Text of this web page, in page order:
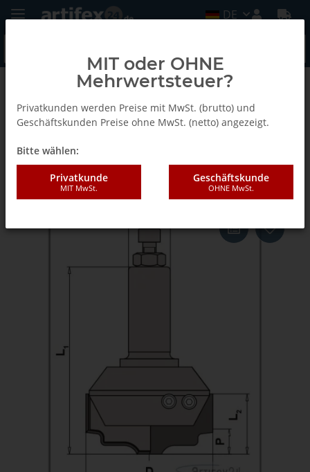
DE
Zurück zur Liste Ersatzteile
AKE SECHSKANTSCHLÜSSEL
m.QUERGRIFF
MIT oder OHNE
Mehrwertsteuer?
Privatkunden werden Preise mit MwSt. (brutto) und
Geschäftskunden Preise ohne MwSt. (netto) angezeigt.
Bitte wählen:
Privatkunde
MIT MwSt.
Geschäftskunde
OHNE MwSt.